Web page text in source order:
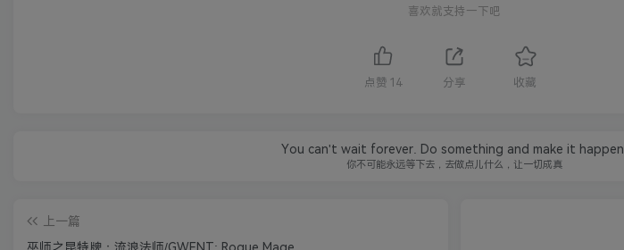
喜欢就支持一下吧
点赞 14 分享 收藏
You can't wait forever. Do something and make it happen.
你不可能永远等下去，去做点儿什么，让一切成真
上一篇
巫师之昆特牌：流浪法师/GWENT: Rogue Mage